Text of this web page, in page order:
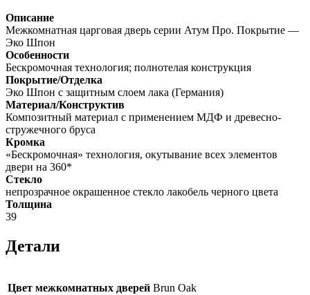
Описание
Межкомнатная царговая дверь серии Атум Про. Покрытие —
Эко Шпон
Особенности
Бескромочная технология; полнотелая конструкция
Покрытие/Отделка
Эко Шпон с защитным слоем лака (Германия)
Материал/Конструктив
Композитный материал с применением МДФ и древесно-
стружечного бруса
Кромка
«Бескромочная» технология, окутывание всех элементов
двери на 360*
Стекло
непрозрачное окрашенное стекло лакобель черного цвета
Толщина
39
Детали
Цвет межкомнатных дверей Brun Oak